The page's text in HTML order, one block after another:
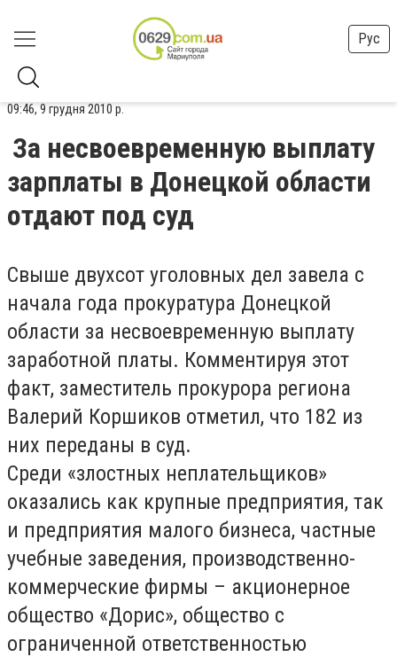
Рус
09:46, 9 грудня 2010 р.
За несвоевременную выплату
зарплаты в Донецкой области
отдают под суд
Свыше двухсот уголовных дел завела с
начала года прокуратура Донецкой
области за несвоевременную выплату
заработной платы. Комментируя этот
факт, заместитель прокурора региона
Валерий Коршиков отметил, что 182 из
них переданы в суд.
Среди «злостных неплательщиков»
оказались как крупные предприятия, так
и предприятия малого бизнеса, частные
учебные заведения, производственно-
коммерческие фирмы – акционерное
общество «Дорис», общество с
ограниченной ответственностью